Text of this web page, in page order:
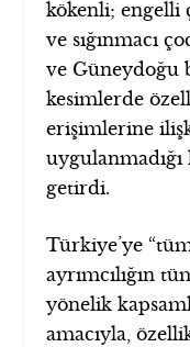
kökenli; engelli
ve sığınmacı
ve Güneydoğu
kesimlerde
erişimlerine
uygulanmadığı
getirdi.
Türkiye’ye
ayrımcılığın
yönelik
amacıyla,